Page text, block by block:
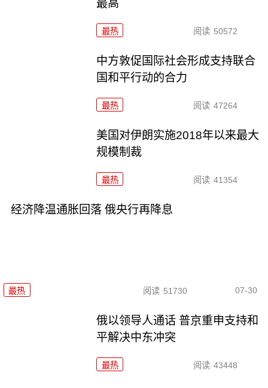
最高
最热 阅读 50572
中方敦促国际社会形成支持联合
国和平行动的合力
最热 阅读 47264
美国对伊朗实施2018年以来最大
规模制裁
最热 阅读 41354
经济降温通胀回落 俄央行再降息
最热 阅读 51730 07-30
俄以领导人通话 普京重申支持和
平解决中东冲突
最热 阅读 43448